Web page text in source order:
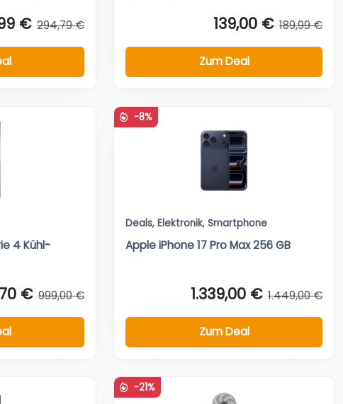
€ 294,79 € 139,00 € 189,99 €
Zum Deal
4 Kühl-
€ 999,00 €
-8%
Deals, Elektronik, Smartphone
Apple iPhone 17 Pro Max 256 GB
1.339,00 € 1.449,00 €
Zum Deal
-21%